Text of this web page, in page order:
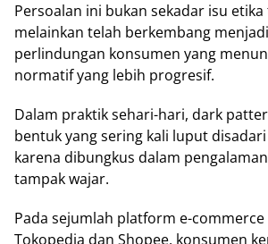
Persoalan ini bukan sekadar isu
melainkan telah berkembang
perlindungan konsumen yang
normatif yang lebih progresif.
Dalam praktik sehari-hari, dark
bentuk yang sering kali luput
karena dibungkus dalam
tampak wajar.
Pada sejumlah platform e-
Tokopedia dan Shopee, konsumen